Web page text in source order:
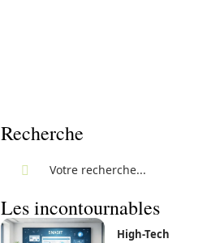
Recherche
Les incontournables
High-Tech